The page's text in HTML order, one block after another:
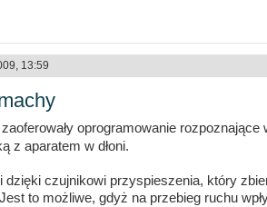
13:59
zaoferowały oprogramowanie rozpoznające
z aparatem w dłoni.
dzięki czujnikowi przyspieszenia, który
to możliwe, gdyż na przebieg ruchu